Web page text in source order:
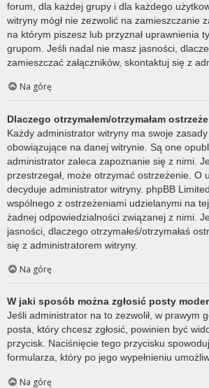
forum, dla każdej grupy i dla każdego
witryny mógł nie zezwolić na zamieszczanie
na którym piszesz lub przyznał uprawnienia
grupom. Jeśli nadal nie masz jasności,
zamieszczać załączników, skontaktuj się z
Na górę
Dlaczego otrzymałem/otrzymałam
Każdy administrator witryny ma swoje
obowiązujące na danej witrynie. Są one
administrator zaleca zapoznanie się z nimi.
przestrzegał, może otrzymać ostrzeżenie. O
decyduje administrator witryny. phpBB
wspólnego z ostrzeżeniami udzielanymi na
żadnej odpowiedzialności związanej z nimi.
jasności, dlaczego otrzymałeś/otrzymałaś
się z administratorem witryny.
Na górę
W jaki sposób można zgłosić posty
Jeśli administrator na to zezwolił, w prawym
posta, który chcesz zgłosić, powinien być
przycisk. Naciśnięcie tego przycisku
formularza, który po jego wypełnieniu
Na górę